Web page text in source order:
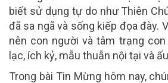
biết sử dụng tự do như Thiên
đã sa ngã và sống kiếp đọa đày.
nên con người và tâm trạng
lạc, ích kỷ, mẫu thuẫn nội tại và
Trong bài Tin Mừng hôm nay,